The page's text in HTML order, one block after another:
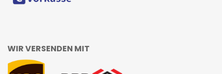
WIR VERSENDEN MIT